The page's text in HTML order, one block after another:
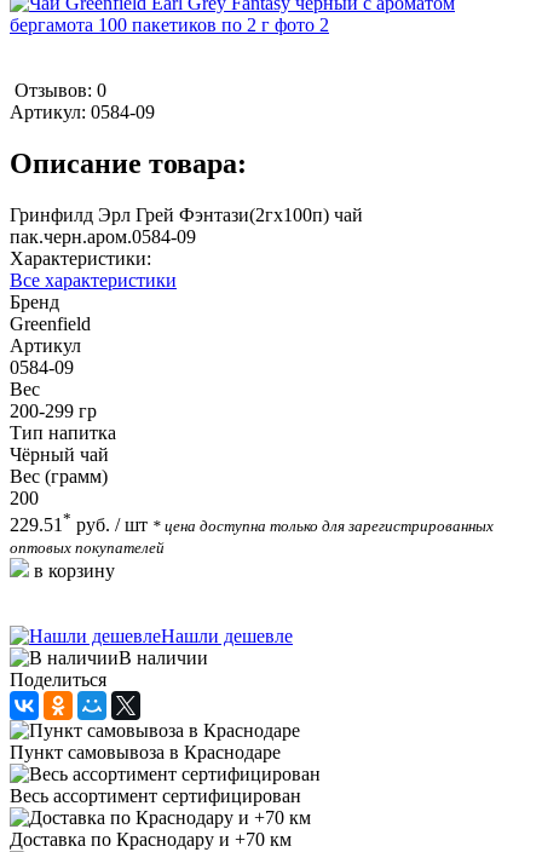
Отзывов: 0
Артикул: 0584-09
Описание товара:
Гринфилд Эрл Грей Фэнтази(2гх100п) чай
пак.черн.аром.0584-09
Характеристики:
Все характеристики
Бренд
Greenfield
Артикул
0584-09
Вес
200-299 гр
Тип напитка
Чёрный чай
Вес (грамм)
200
229.51 * руб. / шт * цена доступна только для зарегистрированных
оптовых покупателей
в корзину
Нашли дешевле
В наличии
Поделиться
Пункт самовывоза в Краснодаре
Весь ассортимент сертифицирован
Доставка по Краснодару и +70 км